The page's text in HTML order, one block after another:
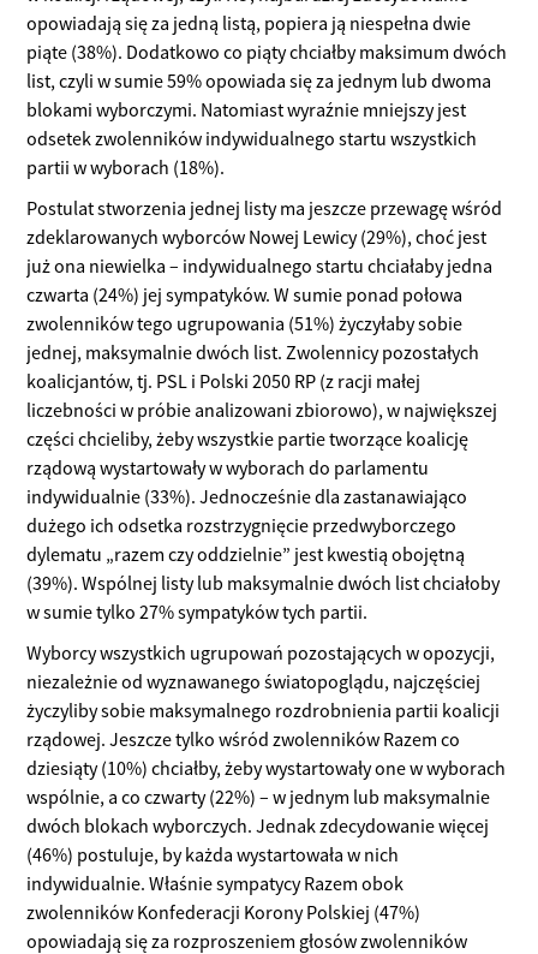
opowiadają się za jedną listą, popiera ją niespełna dwie
piąte (38%). Dodatkowo co piąty chciałby maksimum dwóch
list, czyli w sumie 59% opowiada się za jednym lub dwoma
blokami wyborczymi. Natomiast wyraźnie mniejszy jest
odsetek zwolenników indywidualnego startu wszystkich
partii w wyborach (18%).
Postulat stworzenia jednej listy ma jeszcze przewagę wśród
zdeklarowanych wyborców Nowej Lewicy (29%), choć jest
już ona niewielka – indywidualnego startu chciałaby jedna
czwarta (24%) jej sympatyków. W sumie ponad połowa
zwolenników tego ugrupowania (51%) życzyłaby sobie
jednej, maksymalnie dwóch list. Zwolennicy pozostałych
koalicjantów, tj. PSL i Polski 2050 RP (z racji małej
liczebności w próbie analizowani zbiorowo), w największej
części chcieliby, żeby wszystkie partie tworzące koalicję
rządową wystartowały w wyborach do parlamentu
indywidualnie (33%). Jednocześnie dla zastanawiająco
dużego ich odsetka rozstrzygnięcie przedwyborczego
dylematu „razem czy oddzielnie” jest kwestią obojętną
(39%). Wspólnej listy lub maksymalnie dwóch list chciałoby
w sumie tylko 27% sympatyków tych partii.
Wyborcy wszystkich ugrupowań pozostających w opozycji,
niezależnie od wyznawanego światopoglądu, najczęściej
życzyliby sobie maksymalnego rozdrobnienia partii koalicji
rządowej. Jeszcze tylko wśród zwolenników Razem co
dziesiąty (10%) chciałby, żeby wystartowały one w wyborach
wspólnie, a co czwarty (22%) – w jednym lub maksymalnie
dwóch blokach wyborczych. Jednak zdecydowanie więcej
(46%) postuluje, by każda wystartowała w nich
indywidualnie. Właśnie sympatycy Razem obok
zwolenników Konfederacji Korony Polskiej (47%)
opowiadają się za rozproszeniem głosów zwolenników